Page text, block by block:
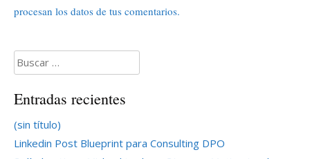
procesan los datos de tus comentarios.
Buscar:
Entradas recientes
(sin título)
Linkedin Post Blueprint para Consulting DPO